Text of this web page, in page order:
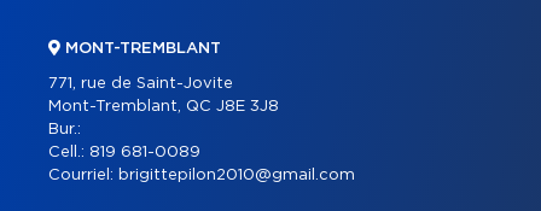
MONT-TREMBLANT
771, rue de Saint-Jovite
Mont-Tremblant, QC J8E 3J8
Bur.:
Cell.: 819 681-0089
Courriel: brigittepilon2010@gmail.com